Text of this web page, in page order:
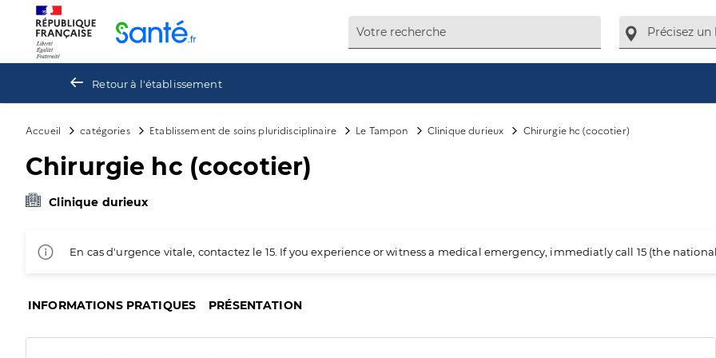
Retour à l'établissement
Accueil catégories Etablissement de soins pluridisciplinaire Le Tampon Clinique durieux Chirurgie hc (cocotier)
Chirurgie hc (cocotier)
Clinique durieux
En cas d'urgence vitale, contactez le 15. If you experience or witness a medical emergency, immediatly call 15 (the
INFORMATIONS PRATIQUES PRÉSENTATION
Panneau de gestion des cookies